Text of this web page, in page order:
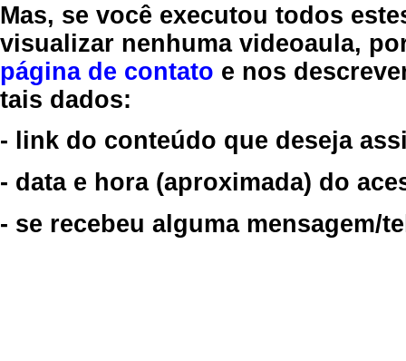
Mas, se você executou todos
visualizar nenhuma videoaula,
página de contato e nos
tais dados:
- link do conteúdo que deseja
- data e hora (aproximada) do
- se recebeu alguma mensagem/